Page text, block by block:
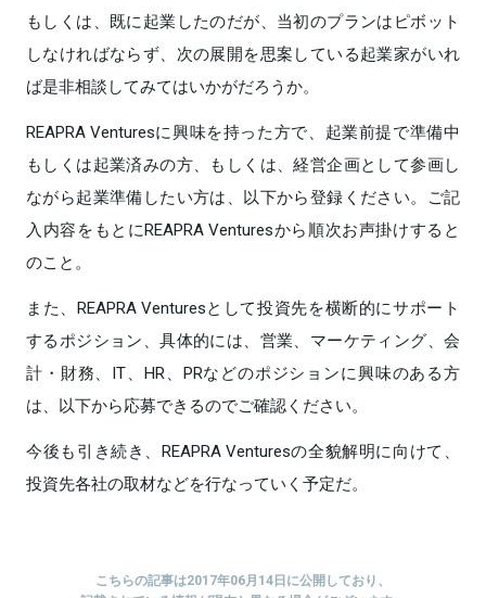
もしくは、既に起業したのだが、当初のプランはピボット
しなければならず、次の展開を思案している起業家がいれ
ば是非相談してみてはいかがだろうか。
REAPRA Venturesに興味を持った方で、起業前提で準備中
もしくは起業済みの方、もしくは、経営企画として参画し
ながら起業準備したい方は、以下から登録ください。ご記
入内容をもとにREAPRA Venturesから順次お声掛けすると
のこと。
また、REAPRA Venturesとして投資先を横断的にサポート
するポジション、具体的には、営業、マーケティング、会
計・財務、IT、HR、PRなどのポジションに興味のある方
は、以下から応募できるのでご確認ください。
今後も引き続き、REAPRA Venturesの全貌解明に向けて、
投資先各社の取材などを行なっていく予定だ。
こちらの記事は2017年06月14日に公開しており、